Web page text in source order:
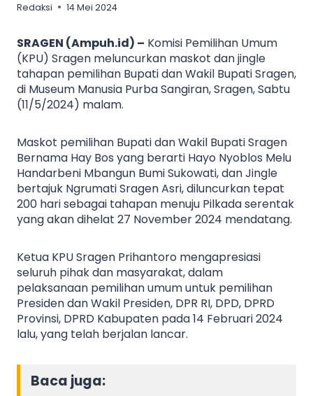
Redaksi 14 Mei 2024
SRAGEN (Ampuh.id) – Komisi Pemilihan Umum
(KPU) Sragen meluncurkan maskot dan jingle
tahapan pemilihan Bupati dan Wakil Bupati Sragen,
di Museum Manusia Purba Sangiran, Sragen, Sabtu
(11/5/2024) malam.
Maskot pemilihan Bupati dan Wakil Bupati Sragen
Bernama Hay Bos yang berarti Hayo Nyoblos Melu
Handarbeni Mbangun Bumi Sukowati, dan Jingle
bertajuk Ngrumati Sragen Asri, diluncurkan tepat
200 hari sebagai tahapan menuju Pilkada serentak
yang akan dihelat 27 November 2024 mendatang.
Ketua KPU Sragen Prihantoro mengapresiasi
seluruh pihak dan masyarakat, dalam
pelaksanaan pemilihan umum untuk pemilihan
Presiden dan Wakil Presiden, DPR RI, DPD, DPRD
Provinsi, DPRD Kabupaten pada 14 Februari 2024
lalu, yang telah berjalan lancar.
Baca juga: